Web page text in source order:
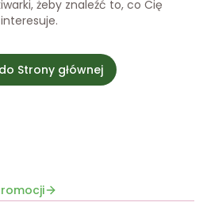
żeby znaleźć to, co Cię
interesuje.
Strony głównej